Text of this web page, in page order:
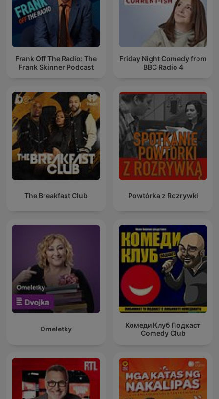
Frank Off The Radio: The
Frank Skinner Podcast
Friday Night Comedy from
BBC Radio 4
The Breakfast Club Powtórka z Rozrywki
Omeletky
Комеди Клуб Подкаст
Comedy Club